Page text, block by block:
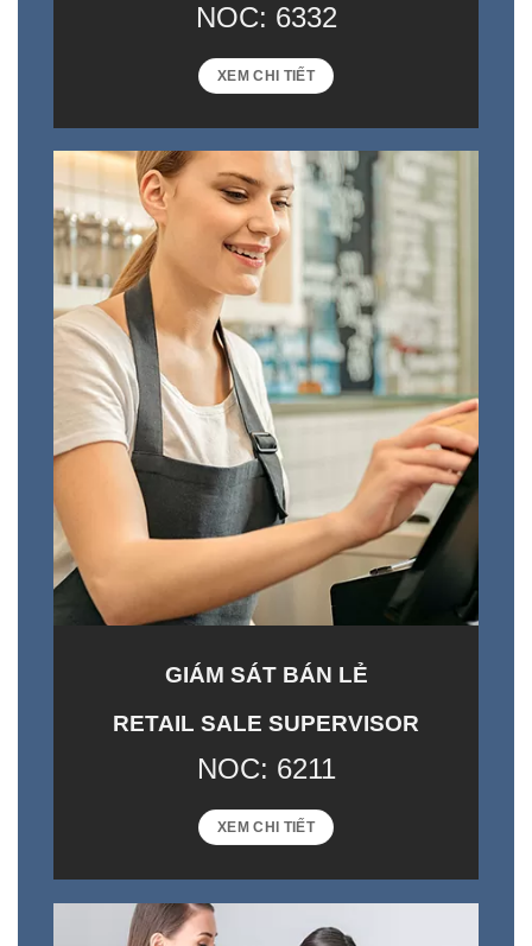
NOC: 6332
XEM CHI TIẾT
GIÁM SÁT BÁN LẺ
RETAIL SALE SUPERVISOR
NOC: 6211
XEM CHI TIẾT